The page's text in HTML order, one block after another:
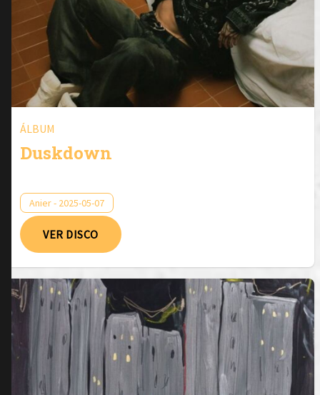
ÁLBUM
Duskdown
Anier - 2025-05-07
VER DISCO